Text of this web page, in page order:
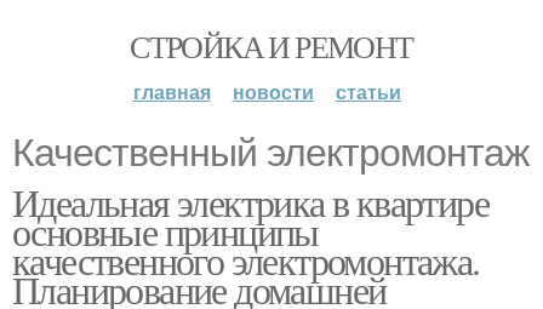
СТРОЙКА И РЕМОНТ
главная новости статьи
Качественный электромонтаж
Идеальная электрика в квартире
основные принципы
качественного электромонтажа.
Планирование домашней